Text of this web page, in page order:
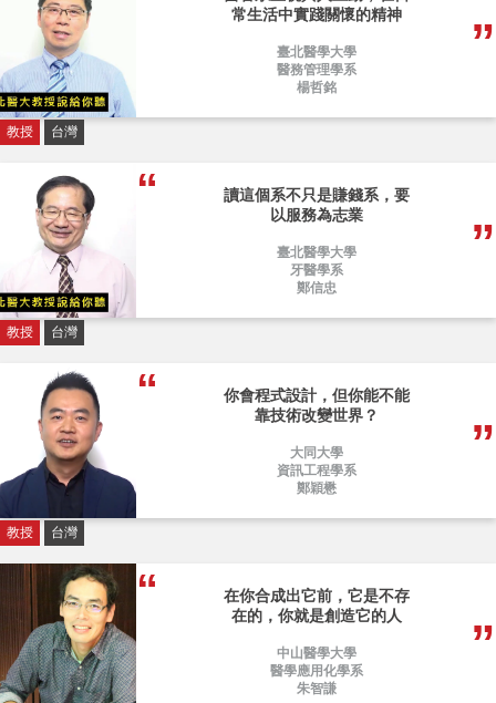
常生活中實踐關懷的精神
臺北醫學大學
醫務管理學系
楊哲銘
教授 台灣
讀這個系不只是賺錢系，要
以服務為志業
臺北醫學大學
牙醫學系
鄭信忠
教授 台灣
你會程式設計，但你能不能
靠技術改變世界？
大同大學
資訊工程學系
鄭穎懋
教授 台灣
在你合成出它前，它是不存
在的，你就是創造它的人
中山醫學大學
醫學應用化學系
朱智謙